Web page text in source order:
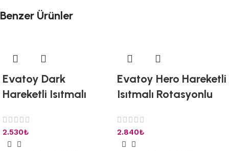
Benzer Ürünler
Evatoy Dark
Hareketli Isıtmalı
Dildo
2.530₺
Evatoy Hero Hareketli
Isıtmalı Rotasyonlu
2.840₺